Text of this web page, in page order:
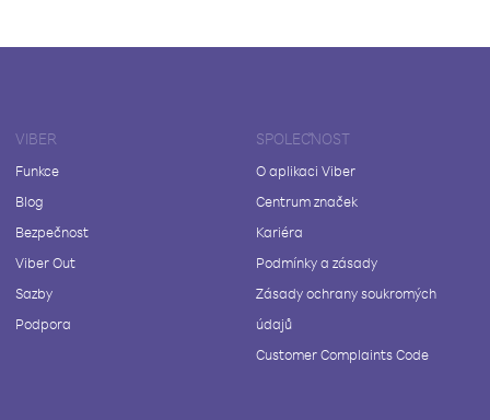
VIBER
Funkce
Blog
Bezpečnost
Viber Out
Sazby
Podpora
SPOLEČNOST
O aplikaci Viber
Centrum značek
Kariéra
Podmínky a zásady
Zásady ochrany soukromých
údajů
Customer Complaints Code